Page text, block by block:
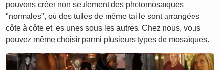
pouvons créer non seulement des photomosaïques
"normales", où des tuiles de même taille sont arrangées
côte à côte et les unes sous les autres. Chez nous, vous
pouvez même choisir parmi plusieurs types de mosaïques.